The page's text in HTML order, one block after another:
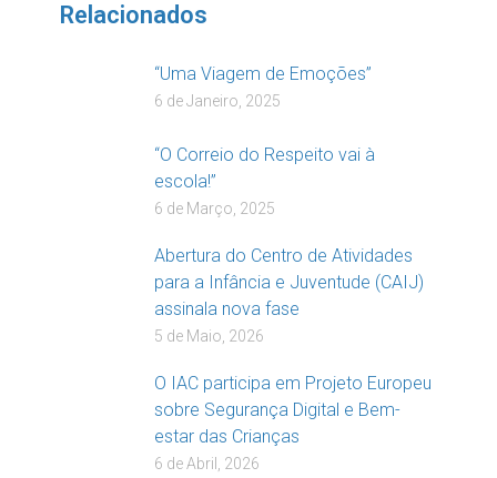
Relacionados
“Uma Viagem de Emoções”
6 de Janeiro, 2025
“O Correio do Respeito vai à
escola!”
6 de Março, 2025
Abertura do Centro de Atividades
para a Infância e Juventude (CAIJ)
assinala nova fase
5 de Maio, 2026
O IAC participa em Projeto Europeu
sobre Segurança Digital e Bem-
estar das Crianças
6 de Abril, 2026